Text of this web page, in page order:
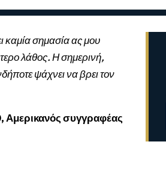
καμία σημασία ας μου
λάθος. Η σημερινή,
ψάχνει να βρει τον
Αμερικανός συγγραφέας